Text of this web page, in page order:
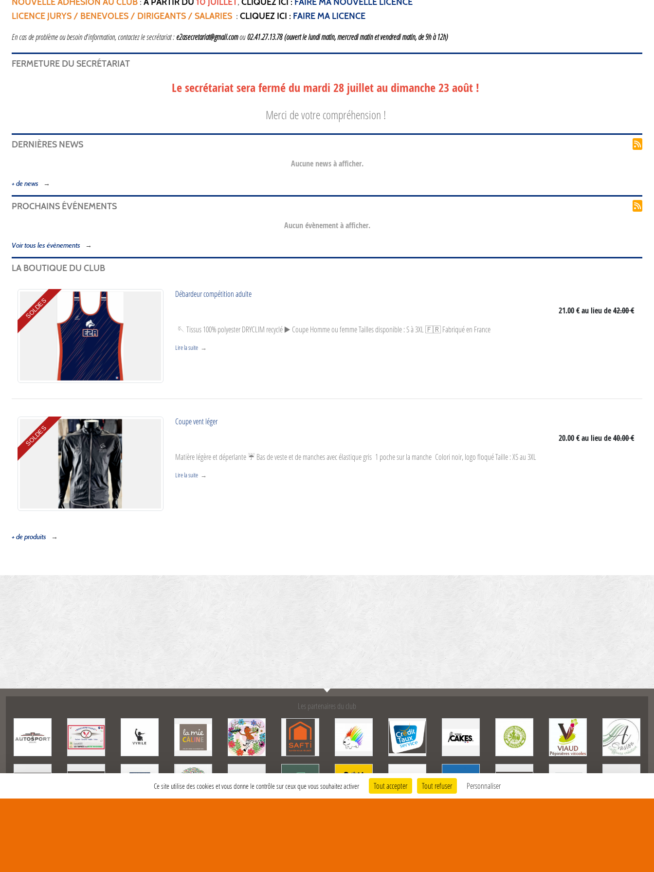
LICENCE JURYS / BENEVOLES / DIRIGEANTS / SALARIES : CLIQUEZ ICI : FAIRE MA LICENCE
En cas de problème ou besoin d'information, contactez le secrétariat :e2asecretariat@gmail.comou02.41.27.13.78(ouvert le lundi matin, mercredi matin et vendredi matin, de 9h à 12h)
FERMETURE DU SECRÉTARIAT
Le secrétariat sera fermé du mardi 28 juillet au dimanche 23 août !
Merci de votre compréhension !
DERNIÈRES NEWS
Aucune news à afficher.
+ de news
PROCHAINS ÉVÉNEMENTS
Aucun évènement à afficher.
Voir tous les évènements
LA BOUTIQUE DU CLUB
SOLDES
Débardeur compétition adulte
21.00 €au lieu de42.00 €
🪡 Tissus 100% polyester DRYCLIM recyclé ▶️ Coupe Homme ou femme Tailles disponible : S à 3XL 🇫🇷 Fabriqué en France
Lire la suite
SOLDES
Coupe vent léger
20.00 €au lieu de40.00 €
Matière légère et déperlante ☔️ Bas de veste et de manches avec élastique gris 1 poche sur la manche Colori noir, logo floqué Taille : XS au 3XL
Lire la suite
+ de produits
Les partenaires du club
Ce site utilise des cookies et vous donne le contrôle sur ceux que vous souhaitez activer Tout accepter Tout refuser Personnaliser